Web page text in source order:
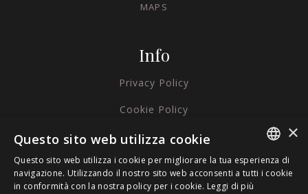
MAPS
Info
Privacy Policy
Cookie Policy
Credits
ITALIAN
×
Questo sito web utilizza cookie
Questo sito web utilizza i cookie per migliorare la tua esperienza di
navigazione. Utilizzando il nostro sito web acconsenti a tutti i cookie
in conformità con la nostra policy per i cookie. Leggi di più